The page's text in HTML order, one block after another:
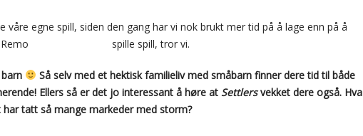
våre egne spill, siden den gang har vi nok brukt mer tid på å lage enn på å
spille spill, tror vi.
Så selv med et hektisk familieliv med småbarn finner dere tid til både
Ellers så er det jo interessant å høre at Settlersvekket dere også. Hva
tatt så mange markeder med storm?